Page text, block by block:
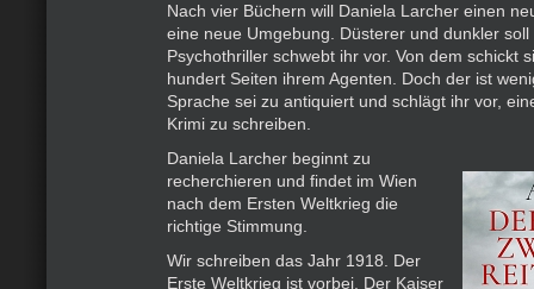
Nach vier Büchern will Daniela Larcher einen
eine neue Umgebung. Düsterer und dunkler soll
Psychothriller schwebt ihr vor. Von dem schickt
hundert Seiten ihrem Agenten. Doch der ist
Sprache sei zu antiquiert und schlägt ihr vor,
Krimi zu schreiben.
Daniela Larcher beginnt zu
recherchieren und findet im Wien
nach dem Ersten Weltkrieg die
richtige Stimmung.
Wir schreiben das Jahr 1918. Der
Erste Weltkrieg ist vorbei. Der Kaiser